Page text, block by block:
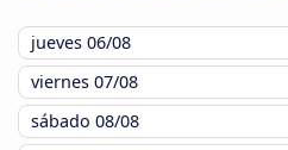
jueves 06/08
viernes 07/08
sábado 08/08